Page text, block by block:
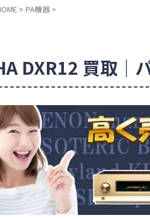
> PA機器 >
DXR12 買取｜